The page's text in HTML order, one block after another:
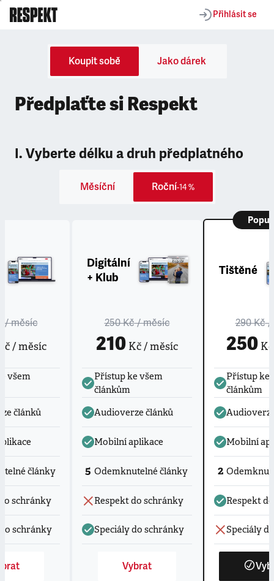
Přihlásit se
Koupit sobě Jako dárek
Předplaťte si Respekt
I. Vyberte délku a druh předplatného
Měsíční Roční-14 %
/ měsíc
/ měsíc
všem
článků
články
schránky
schránky
Digitální
+ Klub
250 Kč/ měsíc
210 Kč / měsíc
Přístup ke všem
článkům
Audioverze článků
Mobilní aplikace
5 Odemknutelné články
Respekt do schránky
Speciály do schránky
Vybrat
Tištěné
290 Kč/
250Kč
Přístup ke
článkům
Mobilní
2
Respekt
Speciály